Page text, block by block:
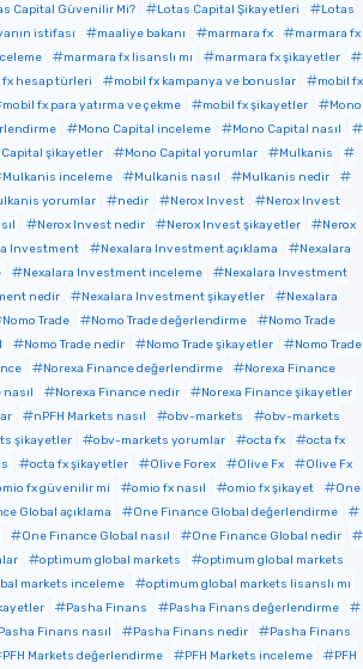
Capital Güvenilir Mi? Lotas Capital Şikayetleri
Lotas
istifası maaliye bakanı marmara fx
marmara fx
marmara fx lisanslı mı
marmara fx şikayetler
fx hesap türleri mobil fx kampanya ve bonuslar
mobil fx
mobil fx para yatırma ve çekme mobil fx şikayetler
Mono
Mono Capital inceleme
Mono Capital nasıl
Capital şikayetler Mono Capital yorumlar
Mulkanis
Mulkanis inceleme Mulkanis nasıl
Mulkanis nedir
yorumlar nedir Nerox Invest
Nerox Invest
Nerox Invest nedir Nerox Invest şikayetler
Nerox
Investment Nexalara Investment açıklama
Nexalara
Nexalara Investment inceleme
Nexalara Investment
nedir Nexalara Investment şikayetler
Nexalara
Nomo Trade Nomo Trade değerlendirme
Nomo Trade
Nomo Trade nedir Nomo Trade şikayetler
Nomo Trade
Norexa Finance değerlendirme
Norexa Finance
Norexa Finance nedir
Norexa Finance şikayetler
nPFH Markets nasıl obv-markets
obv-markets
şikayetler obv-markets yorumlar octa fx
octa fx
octa fx şikayetler Olive Forex Olive Fx
Olive Fx
fx güvenilir mi omio fx nasıl omio fx şikayet
One
Global açıklama
One Finance Global değerlendirme
One Finance Global nasıl
One Finance Global nedir
optimum global markets
optimum global markets
markets inceleme
optimum global markets lisanslı mı
Pasha Finans
Pasha Finans değerlendirme
Pasha Finans nasıl Pasha Finans nedir
Pasha Finans
PFH Markets değerlendirme PFH Markets inceleme
PFH